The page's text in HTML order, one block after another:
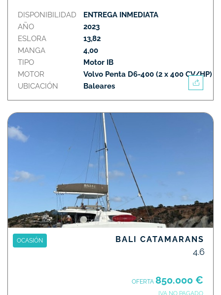
DISPONIBILIDAD
AÑO
ESLORA
MANGA
TIPO
MOTOR
UBICACIÓN
ENTREGA INMEDIATA
2023
13,82
4,00
Motor IB
Volvo Penta D6-400 (2 x 400 CV/HP)
Baleares
OCASIÓN BALI CATAMARANS
4.6
OFERTA 850.000 €
IVA NO PAGADO